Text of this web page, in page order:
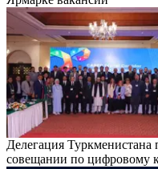
Делегация Туркменистана
совещании по цифровому